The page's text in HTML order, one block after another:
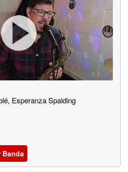
Esperanza Spalding
Banda